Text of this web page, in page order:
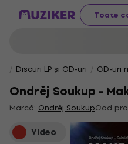
Toate
Discuri LP și CD-uri CD-uri
Ondrěj Soukup -
Marcă: Ondrěj SoukupCod
Video